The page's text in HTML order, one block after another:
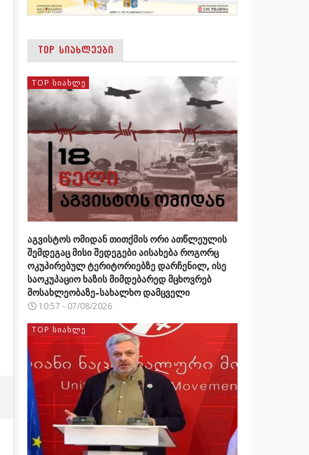
TOP ᲡᲘᲐᲮᲚᲔᲔᲑᲘ
TOP ᲡᲘᲐᲮᲚᲔ
აგვისტოს ომიდან თითქმის ორი ათწლეულის
შემდეგაც მისი შედეგები აისახება როგორც
ოკუპირებულ ტერიტორიებზე დარჩენილ, ისე
საოკუპაციო ხაზის მიმდებარედ მცხოვრებ
მოსახლეობაზე-სახალხო დამცველი
10:57 - 07/08/2026
TOP ᲡᲘᲐᲮᲚᲔ